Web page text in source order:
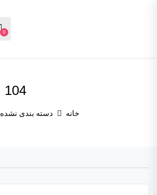
0
104 لغت آیلتسی
خانه دسته بندی نشده